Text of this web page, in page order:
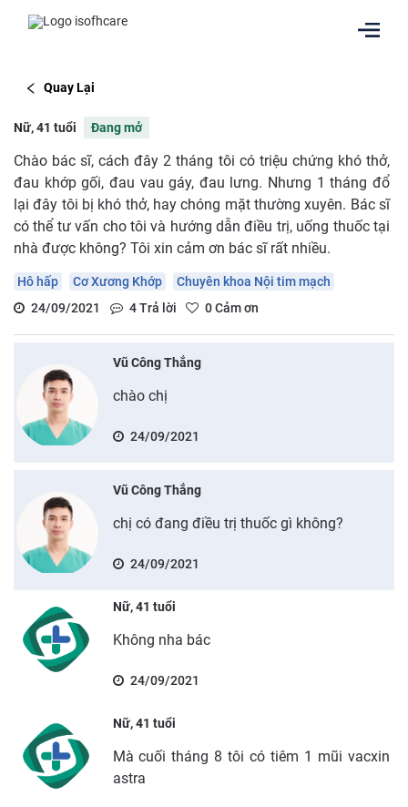
Quay Lại
Nữ, 41 tuổi Đang mở
Chào bác sĩ, cách đây 2 tháng tôi có triệu chứng khó thở,
đau khớp gối, đau vau gáy, đau lưng. Nhưng 1 tháng đổ
lại đây tôi bị khó thở, hay chóng mặt thường xuyên. Bác sĩ
có thể tư vấn cho tôi và hướng dẫn điều trị, uống thuốc tại
nhà được không? Tôi xin cảm ơn bác sĩ rất nhiều.
Hô hấp Cơ Xương Khớp
Chuyên khoa Nội tim mạch
24/09/2021
4Trả lời 0Cảm ơn
Vũ Công Thắng
chào chị
24/09/2021
Vũ Công Thắng
chị có đang điều trị thuốc gì không?
24/09/2021
Nữ, 41 tuổi
Không nha bác
24/09/2021
Nữ, 41 tuổi
Mà cuối tháng 8 tôi có tiêm 1 mũi vacxin
astra